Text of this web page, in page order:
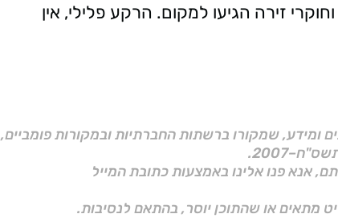
זירה הגיעו למקום. הרקע פלילי, אין
ומידע, שמקורו ברשתות החברתיות ובמקורות פומביים,
אנא פנו אלינו באמצעות כתובת המייל
מתאים או שהתוכן יוסר, בהתאם לנסיבות.